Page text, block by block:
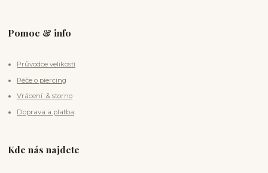
Pomoc & info
Průvodce velikostí
Péče o piercing
Vrácení & storno
Doprava a platba
Kde nás najdete